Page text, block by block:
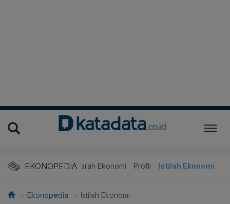
EKONOPEDIASejarah Ekonomi Profil Istilah Ekonomi
Ekonopedia Istilah Ekonomi